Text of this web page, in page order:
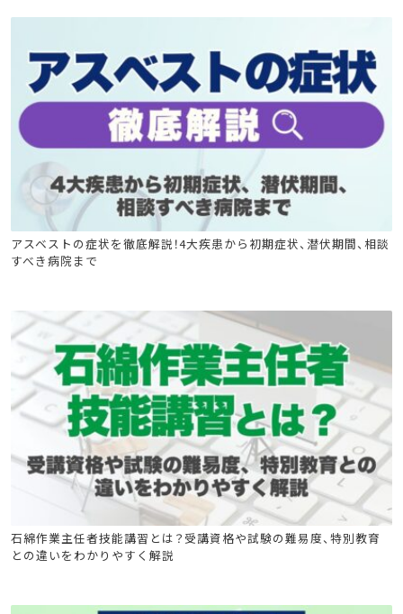
石綿(アスベスト)関連
アスベストの症状を徹底解説！4大疾患から初期症状、潜伏期間、相談
すべき病院まで
石綿(アスベスト)関連 石綿特別教育 石綿技能講習
建築物石綿含有建材調査者講習
石綿作業主任者技能講習とは？受講資格や試験の難易度、特別教育
との違いをわかりやすく解説